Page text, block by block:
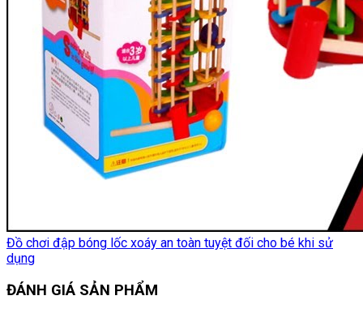
Đồ chơi đập bóng lốc xoáy an toàn tuyệt đối cho bé khi sử
dụng
ĐÁNH GIÁ SẢN PHẨM